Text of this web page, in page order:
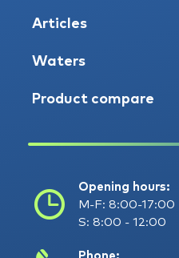
Articles
Waters
Product compare
Opening hours:
M-F: 8:00-17:00
S: 8:00 - 12:00